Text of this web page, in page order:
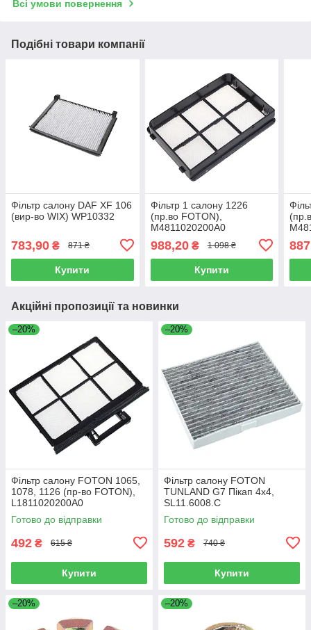
Всі умови повернення
Подібні товари компанії
Фільтр салону DAF XF 106
(вир-во WIX) WP10332
783,90 ₴ 871 ₴
Купити
Фільтр 1 салону 1226
(пр.во FOTON),
M4811020200A0
988,20₴ 1 098 ₴
Купити
Акційні пропозиції та новинки
–20%
Фільтр салону FOTON 1065,
1078, 1126 (пр-во FOTON),
L1811020200A0
Готово до відправки
492 ₴ 615 ₴
Купити
–20%
Фільтр салону FOTON
TUNLAND G7 Пікап 4х4,
SL11.6008.C
Готово до відправки
592 ₴ 740 ₴
Купити
–20% –20%